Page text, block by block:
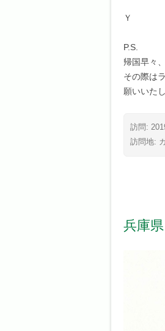
Ｙ
P.S.
帰国早々
その際は
願いいた
訪問:
訪問地:
兵庫